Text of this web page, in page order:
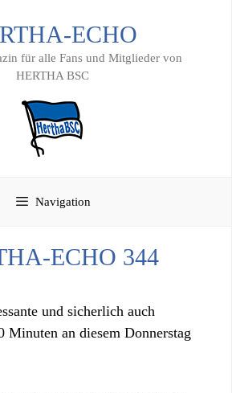
ECHO
für alle Fans und Mitglieder von
HERTHA BSC
Navigation
ECHO 344
und sicherlich auch
Minuten an diesem Donnerstag